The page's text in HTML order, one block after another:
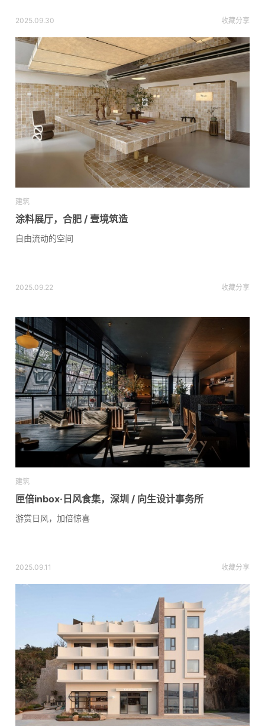
2025.09.30 收藏分享
建筑
涂料展厅，合肥 / 壹境筑造
自由流动的空间
2025.09.22 收藏分享
建筑
匣倍inbox·日风食集，深圳 / 向生设计事务所
游赏日风，加倍惊喜
2025.09.11 收藏分享